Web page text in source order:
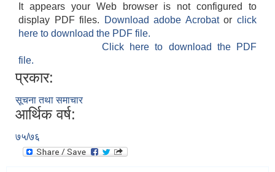
It appears your Web browser is not configured to
display PDF files.
Download adobe Acrobatorclick
here to download the PDF file.
Click here to download the PDF
file.
प्रकार:
सूचना तथा समाचार
आर्थिक वर्ष:
७५/७६